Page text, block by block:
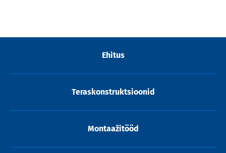
Ehitus
Teraskonstruktsioonid
Montaažitööd